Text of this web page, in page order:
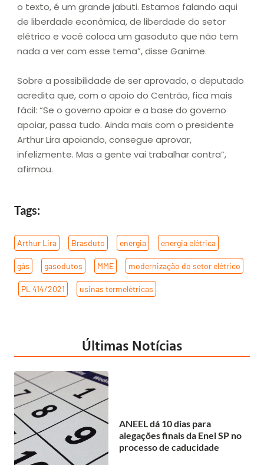
o texto, é um grande jabuti. Estamos falando aqui
de liberdade econômica, de liberdade do setor
elétrico e você coloca um gasoduto que não tem
nada a ver com esse tema”, disse Ganime.
Sobre a possibilidade de ser aprovado, o deputado
acredita que, com o apoio do Centrão, fica mais
fácil: “Se o governo apoiar e a base do governo
apoiar, passa tudo. Ainda mais com o presidente
Arthur Lira apoiando, consegue aprovar,
infelizmente. Mas a gente vai trabalhar contra”,
afirmou.
Tags:
Arthur Lira Brasduto energia energia elétrica
gás gasodutos MME modernização do setor elétrico
PL 414/2021 usinas termelétricas
Últimas Notícias
ANEEL dá 10 dias para
alegações finais da Enel SP no
processo de caducidade